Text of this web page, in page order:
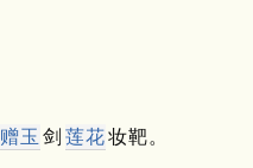
赠玉 剑 莲花妆靶。